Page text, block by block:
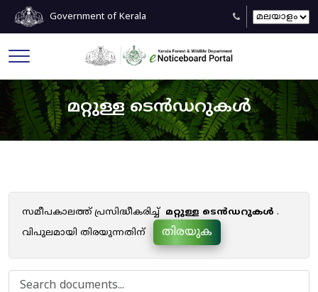
Government of Kerala
മറ്റുള്ള ടെൻഡറുകൾ
സമീപകാലത്ത് പ്രസിദ്ധീകരിച്ച് മറ്റുള്ള ടെൻഡറുകൾ .
വിപുലമായി തിരയുന്നതിന്
തിരയുക